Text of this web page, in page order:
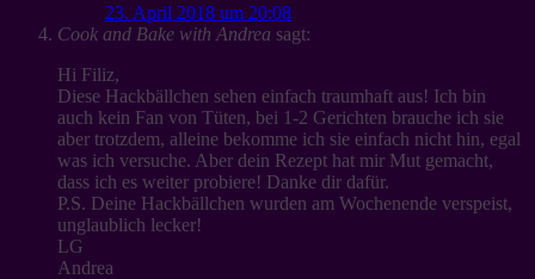
23. April 2018 um 20:08
Cook and Bake with Andrea sagt:
Hi Filiz,
Diese Hackbällchen sehen einfach traumhaft aus! Ich bin
auch kein Fan von Tüten, bei 1-2 Gerichten brauche ich sie
aber trotzdem, alleine bekomme ich sie einfach nicht hin, egal
was ich versuche. Aber dein Rezept hat mir Mut gemacht,
dass ich es weiter probiere! Danke dir dafür.
P.S. Deine Hackbällchen wurden am Wochenende verspeist,
unglaublich lecker!
LG
Andrea